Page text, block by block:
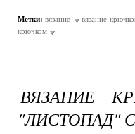
Метки: вязание
вязание
крючком
ВЯЗАНИЕ
"ЛИСТОПАД"